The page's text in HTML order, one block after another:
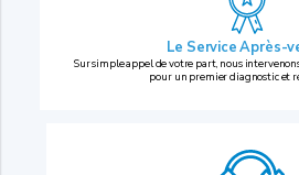
Le Service Après-
Sur simple appel de votre part, nous
pour un premier diagnostic et